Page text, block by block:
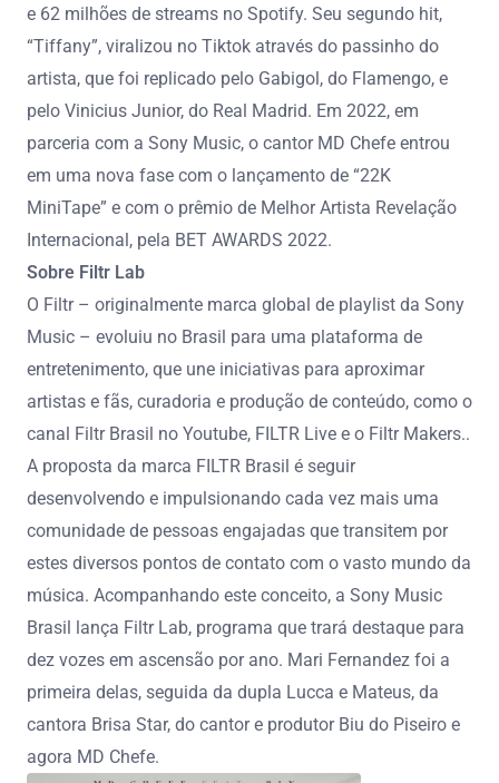
e 62 milhões de streams no Spotify. Seu segundo hit,
“Tiffany”, viralizou no Tiktok através do passinho do
artista, que foi replicado pelo Gabigol, do Flamengo, e
pelo Vinicius Junior, do Real Madrid. Em 2022, em
parceria com a Sony Music, o cantor MD Chefe entrou
em uma nova fase com o lançamento de “22K
MiniTape” e com o prêmio de Melhor Artista Revelação
Internacional, pela BET AWARDS 2022.
Sobre Filtr Lab
O Filtr – originalmente marca global de playlist da Sony
Music – evoluiu no Brasil para uma plataforma de
entretenimento, que une iniciativas para aproximar
artistas e fãs, curadoria e produção de conteúdo, como o
canal Filtr Brasil no Youtube, FILTR Live e o Filtr Makers..
A proposta da marca FILTR Brasil é seguir
desenvolvendo e impulsionando cada vez mais uma
comunidade de pessoas engajadas que transitem por
estes diversos pontos de contato com o vasto mundo da
música. Acompanhando este conceito, a Sony Music
Brasil lança Filtr Lab, programa que trará destaque para
dez vozes em ascensão por ano. Mari Fernandez foi a
primeira delas, seguida da dupla Lucca e Mateus, da
cantora Brisa Star, do cantor e produtor Biu do Piseiro e
agora MD Chefe.